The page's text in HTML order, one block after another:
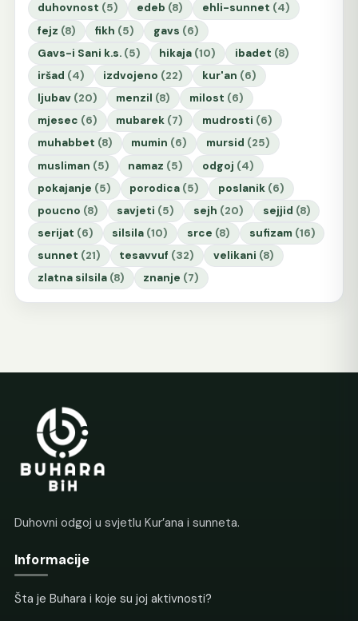
duhovnost (5) edeb (8) ehli-sunnet (4)
fejz (8) fikh (5) gavs (6)
Gavs-i Sani k.s. (5) hikaja (10) ibadet (8)
iršad (4) izdvojeno (22) kur'an (6)
ljubav (20) menzil (8) milost (6)
mjesec (6) mubarek (7) mudrosti (6)
muhabbet (8) mumin (6) mursid (25)
musliman (5) namaz (5) odgoj (4)
pokajanje (5) porodica (5) poslanik (6)
poucno (8) savjeti (5) sejh (20) sejjid (8)
serijat (6) silsila (10) srce (8) sufizam (16)
sunnet (21) tesavvuf (32) velikani (8)
zlatna silsila (8) znanje (7)
Duhovni odgoj u svjetlu Kur’ana i sunneta.
Informacije
Šta je Buhara i koje su joj aktivnosti?